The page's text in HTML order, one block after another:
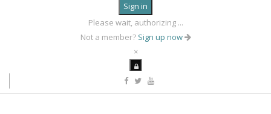
Sign in
Please wait, authorizing ...
Not a member? Sign up now
×